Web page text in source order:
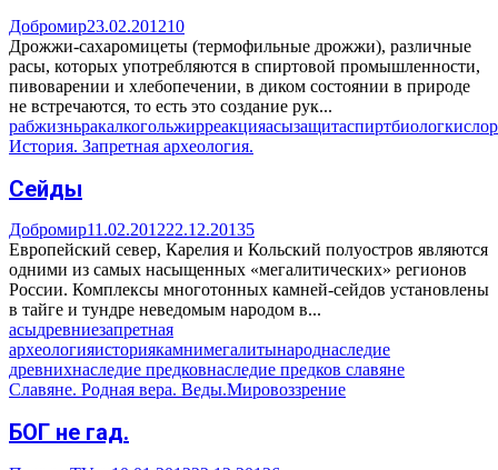
Добромир23.02.201210
Дрожжи-сахаромицеты (термофильные дрожжи), различные
расы, которых употребляются в спиртовой промышленности,
пивоварении и хлебопечении, в диком состоянии в природе
не встречаются, то есть это создание рук...
рабжизньракалкогольжирреакцияасызащитаспиртбиолог
История. Запретная археология.
Сейды
Добромир11.02.201222.12.20135
Европейский север, Карелия и Кольский полуостров являются
одними из самых насыщенных «мегалитических» регионов
России. Комплексы многотонных камней-сейдов установлены
в тайге и тундре неведомым народом в...
асыдревниезапретная
археологияисториякамнимегалитынароднаследие
древнихнаследие предковнаследие предков славяне
Славяне. Родная вера. Веды.Мировоззрение
БОГ не гад.